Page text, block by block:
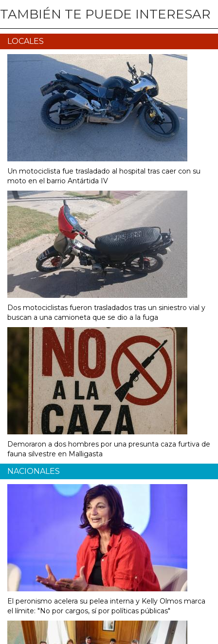
TAMBIÉN TE PUEDE INTERESAR
LOCALES
Un motociclista fue trasladado al hospital tras caer con su
moto en el barrio Antártida IV
Dos motociclistas fueron trasladados tras un siniestro vial y
buscan a una camioneta que se dio a la fuga
Demoraron a dos hombres por una presunta caza furtiva de
fauna silvestre en Malligasta
NACIONALES
El peronismo acelera su pelea interna y Kelly Olmos marca
el límite: "No por cargos, sí por políticas públicas"